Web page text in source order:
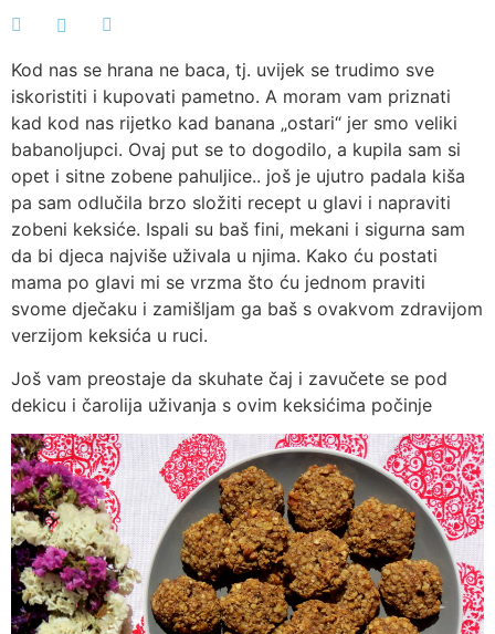
Kod nas se hrana ne baca, tj. uvijek se trudimo sve
iskoristiti i kupovati pametno. A moram vam priznati
kad kod nas rijetko kad banana „ostari“ jer smo veliki
babanoljupci. Ovaj put se to dogodilo, a kupila sam si
opet i sitne zobene pahuljice.. još je ujutro padala kiša
pa sam odlučila brzo složiti recept u glavi i napraviti
zobeni keksiće. Ispali su baš fini, mekani i sigurna sam
da bi djeca najviše uživala u njima. Kako ću postati
mama po glavi mi se vrzma što ću jednom praviti
svome dječaku i zamišljam ga baš s ovakvom zdravijom
verzijom keksića u ruci.
Još vam preostaje da skuhate čaj i zavučete se pod
dekicu i čarolija uživanja s ovim keksićima počinje